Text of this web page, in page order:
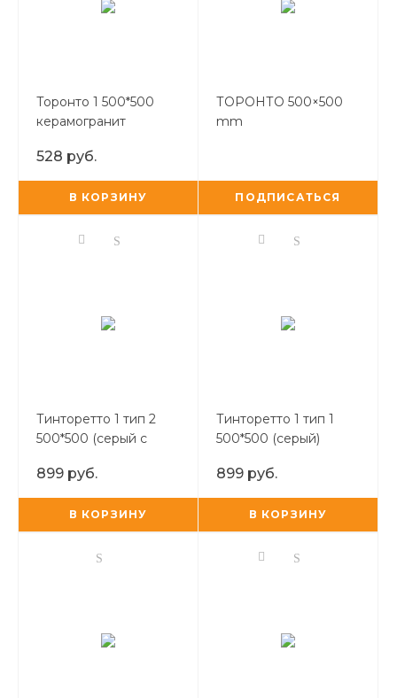
Торонто 1 500*500
керамогранит
528 руб.
В КОРЗИНУ
ТОРОНТО 500×500
mm
ПОДПИСАТЬСЯ
Тинторетто 1 тип 2
500*500 (серый с
899 руб.
В КОРЗИНУ
Тинторетто 1 тип 1
500*500 (серый)
899 руб.
В КОРЗИНУ